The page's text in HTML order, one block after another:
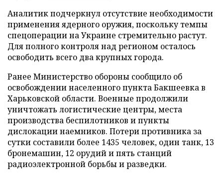
Аналитик подчеркнул отсутствие необходимости
применения ядерного оружия, поскольку темпы
спецоперации на Украине стремительно растут.
Для полного контроля над регионом осталось
освободить всего два крупных города.
Ранее Министерство обороны сообщило об
освобождении населенного пункта Бакшеевка в
Харьковской области. Военные продолжили
уничтожать логистические центры, места
производства беспилотников и пункты
дислокации наемников. Потери противника за
сутки составили более 1435 человек, один танк, 13
бронемашин, 12 орудий и пять станций
радиоэлектронной борьбы и разведки.